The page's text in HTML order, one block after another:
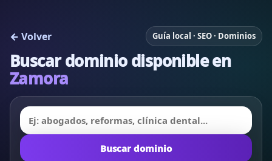
← Volver Guía local · SEO · Dominios
Buscar dominio disponible en
Zamora
Buscar dominio